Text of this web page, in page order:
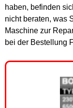
haben, befinden
nicht beraten, was
Maschine zur
bei der Bestellung